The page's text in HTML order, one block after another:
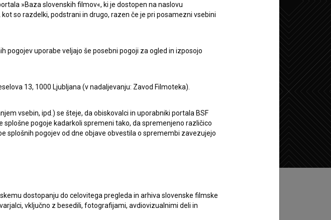
ekipca
Želim si ogledati ta film
»Baza slovenskih filmov«, ki je dostopen na naslovu
so razdelki, podstrani in drugo, razen če je pri posamezni vsebini
pogojev uporabe veljajo še posebni pogoji za ogled in izposojo
13, 1000 Ljubljana (v nadaljevanju: Zavod Filmoteka).
vsebin, ipd.) se šteje, da obiskovalci in uporabniki portala BSF
pogoje kadarkoli spremeni tako, da spremenjeno različico
splošnih pogojev od dne objave obvestila o spremembi zavezujejo
dostopanju do celovitega pregleda in arhiva slovenske filmske
vključno z besedili, fotografijami, avdiovizualnimi deli in